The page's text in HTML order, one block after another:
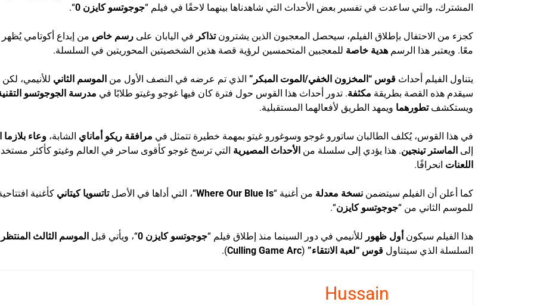
المشترك، والتي ساعدت في تفسير بعض الأحداث التي شاهدناها بينهما لاحقًا في فيلم “جوجوتسو كايزن 0 “.
كجزء من الاحتفال بإطلاق الفيلم، سيحصل المعجبون الذين يشترونتذاكر في اليابان على رسم خاص من إبداع أكوتامي يُظهر
معًا. ويعتبر هذا الرسم هدية خاصة للمعجبين المتحمسين لرؤية قصة هذين الشخصيتين المحوريتين في السلسلة.
يتناول الفيلم أحداث قوس “المخزون الخفي/الموت المبكر” الذي تم عرضه في النصف الأول من الموسم الثاني للأنيمي، لكن
سيقدم هذه القصة بطريقة مكثفة. تدور أحداث هذا القوس حول فترة كان فيها غوجو وغيتو طلابًا في مدرسة الجوجوتسو
ويستكشفتطورهما ويمهد الطريق لأفعالهما المستقبلية.
في هذا القوس، يُكلف الطالبان ساتورو غوجو وسوغورو غيتو بمهمة خطيرة تتمثل في مرافقة ريكو أماناي الشابة، وعاء بلازما
إلى الماستر تينجين. هذا يؤدي إلى سلسلة من الأحداث المصيرية التي ترسخ غوجو كأقوى ساحر في العالم وغيتو كأكثر
اللعنات انحرافًا.
كما أعلن أن الفيلم سيتضمن نسخة معدلة من أغنية “Where Our Blue Is“، التي أداها في الأصلتاتسويا كيتاني كأغنية
للموسم الثاني من “جوجوتسو كايزن“.
هذا الفيلم سيكون أول ظهور للأنيمي في دور السينما منذ إطلاق فيلم “جوجوتسو كايزن 0 “، ويأتي قبل الموسم الثالث المنتظر
السلسلة الذي سيتناول قوس “لعبة الانتقاء” (
Culling Game Arc
).
Hussain